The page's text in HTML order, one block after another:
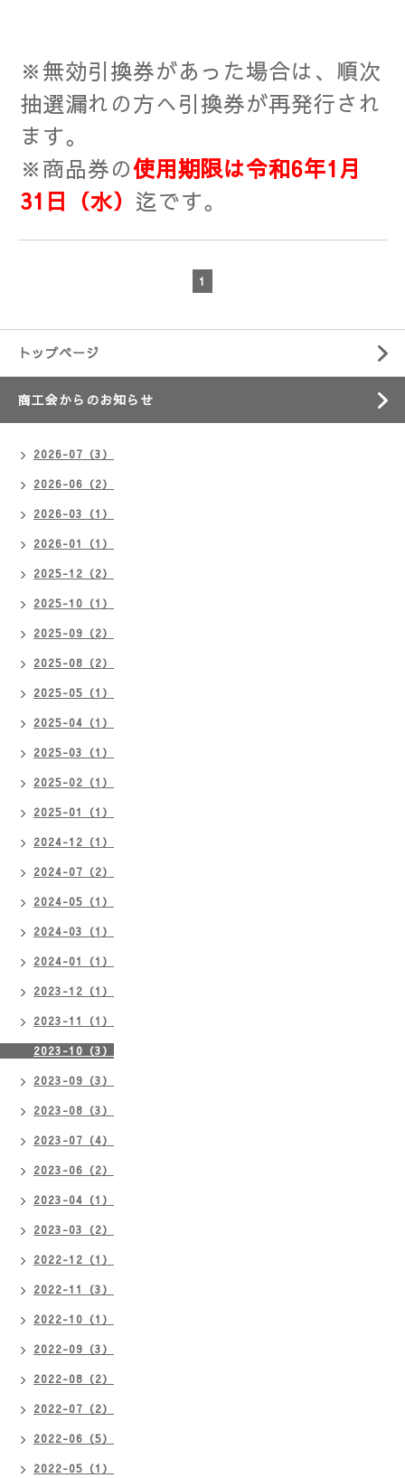
※無効引換券があった場合は、順次
抽選漏れの方へ引換券が再発行され
ます。
※商品券の使用期限は令和6年1月
31日（水） 迄です。
1
トップページ
商工会からのお知らせ
2026-07（3）
2026-06（2）
2026-03（1）
2026-01（1）
2025-12（2）
2025-10（1）
2025-09（2）
2025-08（2）
2025-05（1）
2025-04（1）
2025-03（1）
2025-02（1）
2025-01（1）
2024-12（1）
2024-07（2）
2024-05（1）
2024-03（1）
2024-01（1）
2023-12（1）
2023-11（1）
2023-10（3）
2023-09（3）
2023-08（3）
2023-07（4）
2023-06（2）
2023-04（1）
2023-03（2）
2022-12（1）
2022-11（3）
2022-10（1）
2022-09（3）
2022-08（2）
2022-07（2）
2022-06（5）
2022-05（1）